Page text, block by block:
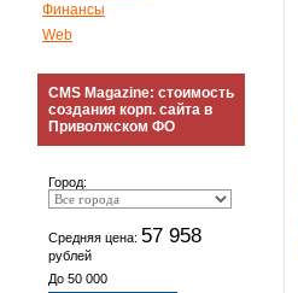
Финансы
Web
CMS Magazine: стоимость
создания корп. сайта в
Приволжском ФО
Город:
Средняя цена: 57 958
рублей
До 50 000